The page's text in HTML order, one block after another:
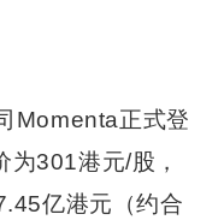
Momenta正式登
为301港元/股，
亿港元（约合